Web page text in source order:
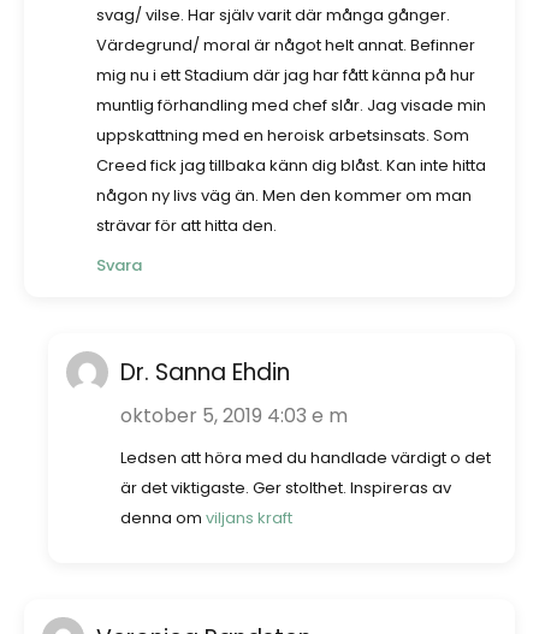
svag/ vilse. Har själv varit där många gånger.
Värdegrund/ moral är något helt annat. Befinner
mig nu i ett Stadium där jag har fått känna på hur
muntlig förhandling med chef slår. Jag visade min
uppskattning med en heroisk arbetsinsats. Som
Creed fick jag tillbaka känn dig blåst. Kan inte hitta
någon ny livs väg än. Men den kommer om man
strävar för att hitta den.
Svara
Dr. Sanna Ehdin
oktober 5, 2019 4:03 e m
Ledsen att höra med du handlade värdigt o det
är det viktigaste. Ger stolthet. Inspireras av
denna om viljans kraft